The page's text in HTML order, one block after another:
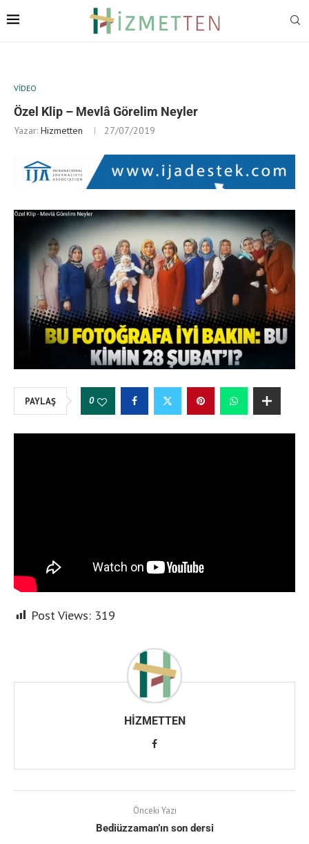
VIDEO
Özel Klip – Mevlâ Görelim Neyler
Yazar: Hizmetten 27/07/2019
PAYLAŞ 0
Post Views: 319
HIZMETTEN
Önceki Yazı
Bediüzzaman’ın son dersi